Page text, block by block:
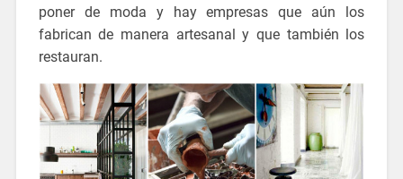
poner de moda y hay empresas que aún los
fabrican de manera artesanal y que también los
restauran.